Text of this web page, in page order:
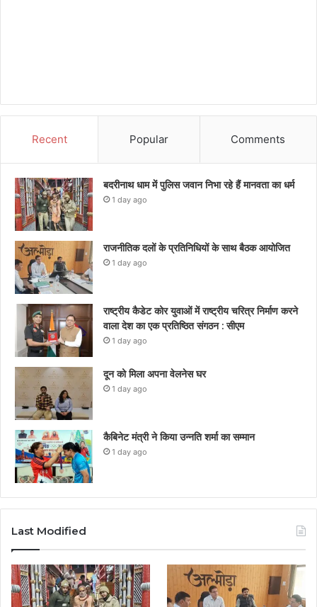
Recent Popular Comments
बदरीनाथ धाम में पुलिस जवान निभा रहे हैं मानवता का धर्म
1 day ago
राजनीतिक दलों के प्रतिनिधियों के साथ बैठक आयोजित
1 day ago
राष्ट्रीय कैडेट कोर युवाओं में राष्ट्रीय चरित्र निर्माण करने
वाला देश का एक प्रतिष्ठित संगठन : सीएम
1 day ago
दून को मिला अपना वेलनेस घर
1 day ago
कैबिनेट मंत्री ने किया उन्नति शर्मा का सम्मान
1 day ago
Last Modified